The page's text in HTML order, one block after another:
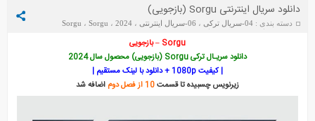
دانلود سریال اینترنتی Sorgu (بازجویی)
دسته بندی :04-سریال ترکی ، 06-سریال اینترنتی ،2024 ، Sorgu ، Sorgu
تاریخ : جمعه 28 نوامبر 2025
Sorgu – بازجویی
دانلود سریـال ترکی Sorgu (بازجویی) محصول سال 2024
| کیفیت 1080p + دانلود با لینک مستقیم |
زیرنویس چسبیده تا قسمت10 از فصل دوم اضافه شد